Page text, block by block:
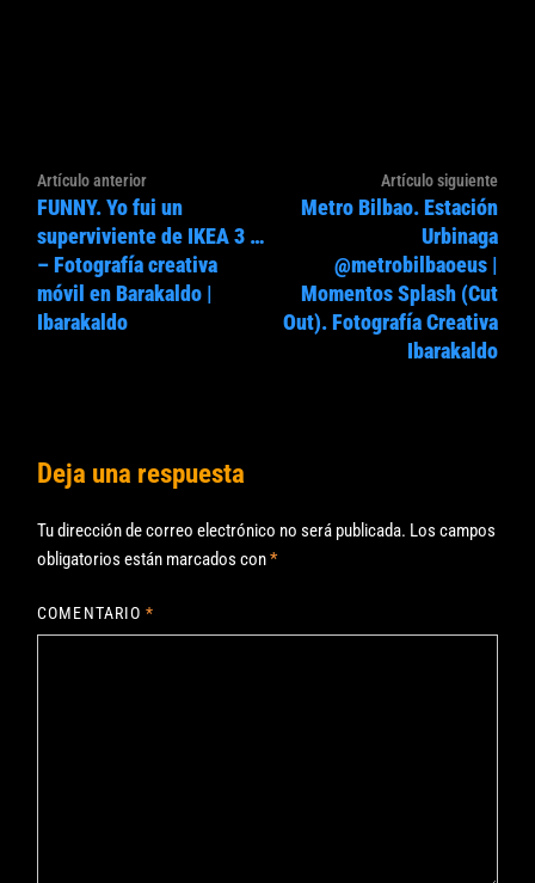
Navegación
de
entradas
Artículo anteriorArtículo
anterior:
FUNNY. Yo fui un
superviviente de IKEA 3 …
– Fotografía creativa
móvil en Barakaldo |
Ibarakaldo
Artículo siguiente
Metro Bilbao. Estación
Urbinaga
@metrobilbaoeus |
Momentos Splash (Cut
Out). Fotografía Creativa
Ibarakaldo
Deja una respuesta
Tu dirección de correo electrónico no será publicada. Los campos
obligatorios están marcados con*
COMENTARIO*